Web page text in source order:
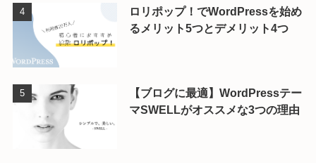
ロリポップ！でWordPressを始め
るメリット5つとデメリット4つ
【ブログに最適】WordPressテー
マSWELLがオススメな3つの理由